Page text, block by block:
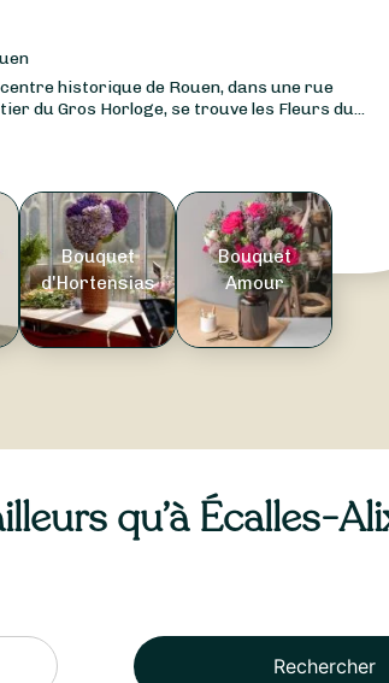
historique de Rouen, dans une rue
du Gros Horloge, se trouve les Fleurs du...
Bouquet
d'Hortensias
Bouquet
Amour
qu’à Écalles-
Rechercher